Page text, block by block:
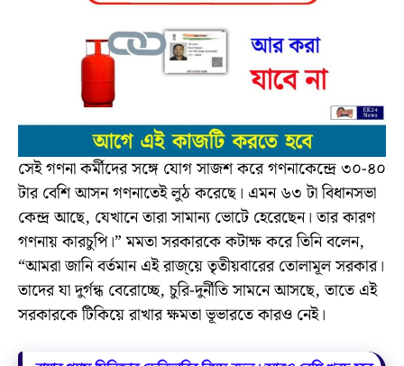
সেই গণনা কর্মীদের সঙ্গে যোগ সাজশ করে গণনাকেন্দ্রে ৩০-৪০
টার বেশি আসন গণনাতেই লুঠ করেছে। এমন ৬৩ টা বিধানসভা
কেন্দ্র আছে, যেখানে তারা সামান্য ভোটে হেরেছেন। তার কারণ
গণনায় কারচুপি।” মমতা সরকারকে কটাক্ষ করে তিনি বলেন,
“আমরা জানি বর্তমান এই রাজ্য়ে তৃতীয়বারের তোলামূল সরকার।
তাদের যা দুর্গন্ধ বেরোচ্ছে, চুরি-দুর্নীতি সামনে আসছে, তাতে এই
সরকারকে টিকিয়ে রাখার ক্ষমতা ভূভারতে কারও নেই।